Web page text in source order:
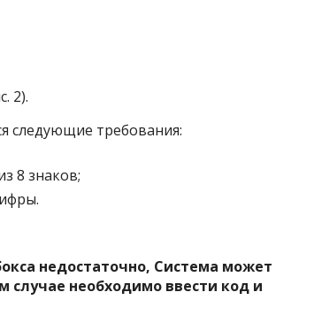
2).
следующие требования:
8 знаков;
недостаточно, Система может
случае необходимо ввести код и